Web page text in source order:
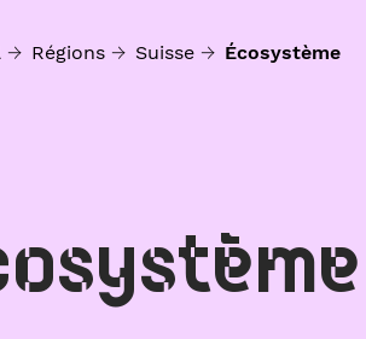
Régions Suisse Écosystème